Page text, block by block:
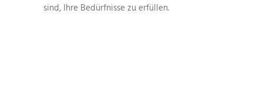
sind, Ihre Bedürfnisse zu erfüllen.